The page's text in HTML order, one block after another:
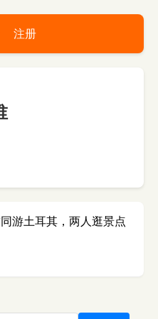
注册
游土耳其，两人逛景点